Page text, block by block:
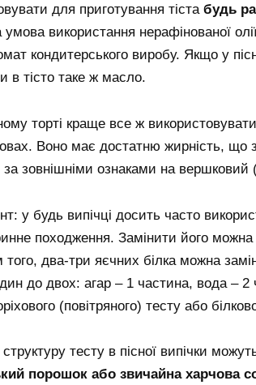
для приготування тіста будь
умова використання нерафінованої
кондитерського виробу. Якщо у
в тісто таке ж масло.
торті краще все ж
Воно має достатню жирність, що
за зовнішніми ознаками на
у будь випічці досить часто
походження. Замінити його можна
того, два-три яєчних білка можна
до двох: агар – 1 частина, вода –
(повітряного) тесту або
тесту в пісної випічки
порошок або звичайна харчова